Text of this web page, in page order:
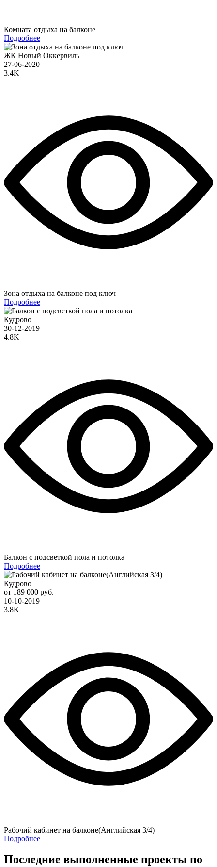
Комната отдыха на балконе
Подробнее
ЖК Новый Оккервиль
27-06-2020
3.4K
Зона отдыха на балконе под ключ
Подробнее
Кудрово
30-12-2019
4.8K
Балкон с подсветкой пола и потолка
Подробнее
Кудрово
от 189 000 руб.
10-10-2019
3.8K
Рабочий кабинет на балконе(Английская 3/4)
Подробнее
Последние выполненные проекты по